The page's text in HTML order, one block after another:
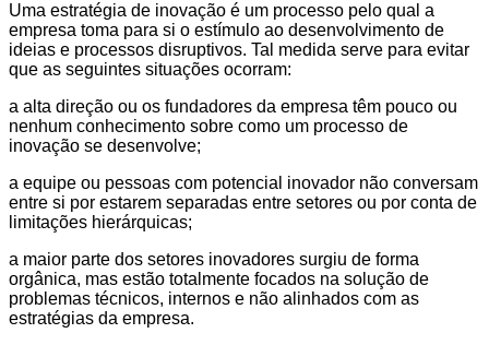
Uma estratégia de inovação é um processo pelo qual a
empresa toma para si o estímulo ao desenvolvimento de
ideias e processos disruptivos. Tal medida serve para evitar
que as seguintes situações ocorram:
a alta direção ou os fundadores da empresa têm pouco ou
nenhum conhecimento sobre como um processo de
inovação se desenvolve;
a equipe ou pessoas com potencial inovador não conversam
entre si por estarem separadas entre setores ou por conta de
limitações hierárquicas;
a maior parte dos setores inovadores surgiu de forma
orgânica, mas estão totalmente focados na solução de
problemas técnicos, internos e não alinhados com as
estratégias da empresa.